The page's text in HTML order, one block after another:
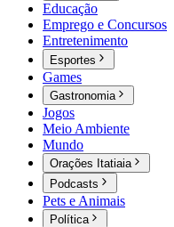
Educação
Emprego e Concursos
Entretenimento
Esportes
Games
Gastronomia
Jogos
Meio Ambiente
Mundo
Orações Itatiaia
Podcasts
Pets e Animais
Política